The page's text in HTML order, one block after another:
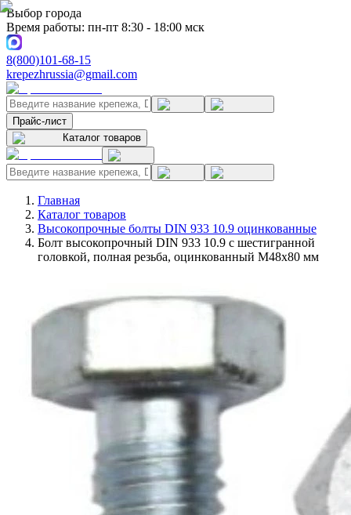
Выбор города
Время работы: пн-пт 8:30 - 18:00 мск
8(800)101-68-15
krepezhrussia@gmail.com
Прайс-лист
Каталог товаров
Главная
Каталог товаров
Высокопрочные болты DIN 933 10.9 оцинкованные
Болт высокопрочный DIN 933 10.9 с шестигранной
головкой, полная резьба, оцинкованный M48x80 мм